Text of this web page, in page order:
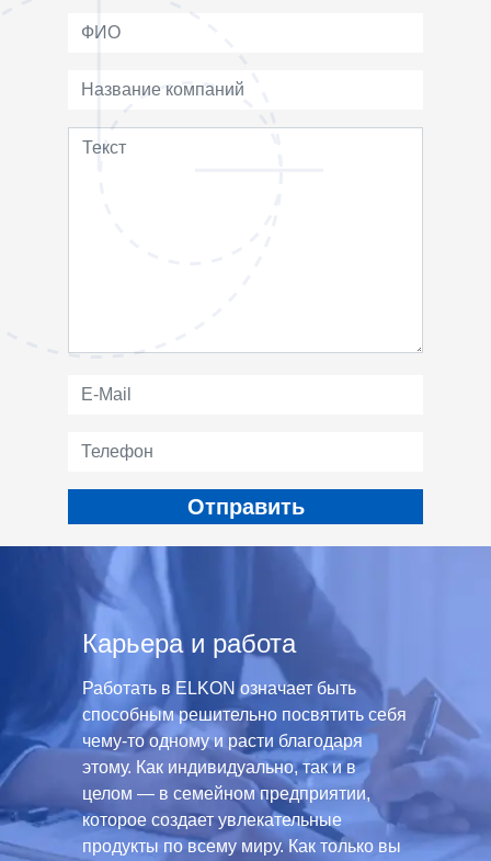
Карьера и работа
Работать в ELKON означает быть
способным решительно посвятить себя
чему-то одному и расти благодаря
этому. Как индивидуально, так и в
целом — в семейном предприятии,
которое создает увлекательные
продукты по всему миру. Как только вы